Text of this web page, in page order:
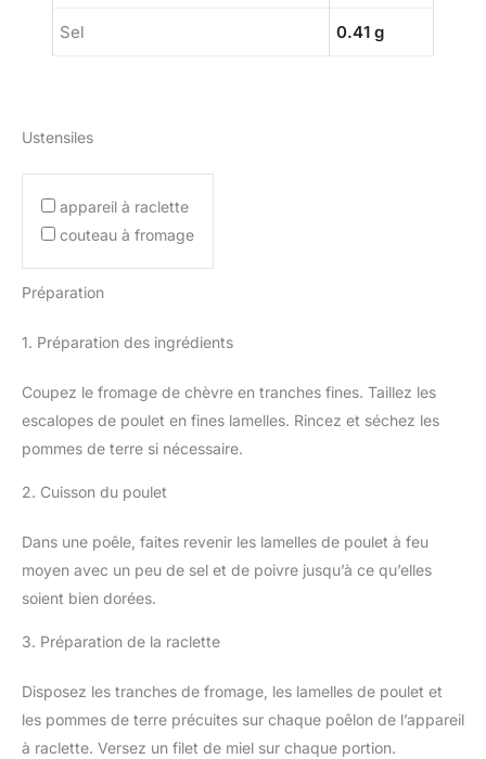
Sel 0.41 g
Ustensiles
appareil à raclette
couteau à fromage
Préparation
1. Préparation des ingrédients
Coupez le fromage de chèvre en tranches fines. Taillez les
escalopes de poulet en fines lamelles. Rincez et séchez les
pommes de terre si nécessaire.
2. Cuisson du poulet
Dans une poêle, faites revenir les lamelles de poulet à feu
moyen avec un peu de sel et de poivre jusqu’à ce qu’elles
soient bien dorées.
3. Préparation de la raclette
Disposez les tranches de fromage, les lamelles de poulet et
les pommes de terre précuites sur chaque poêlon de l’appareil
à raclette. Versez un filet de miel sur chaque portion.